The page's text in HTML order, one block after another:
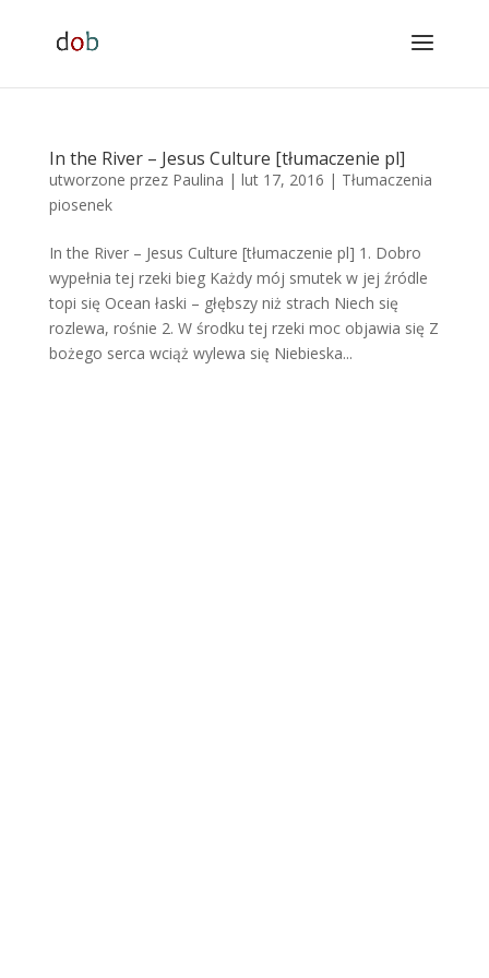
In the River – Jesus Culture [tłumaczenie pl]
utworzone przez Paulina | lut 17, 2016 | Tłumaczenia
piosenek
In the River – Jesus Culture [tłumaczenie pl] 1. Dobro
wypełnia tej rzeki bieg Każdy mój smutek w jej źródle
topi się Ocean łaski – głębszy niż strach Niech się
rozlewa, rośnie 2. W środku tej rzeki moc objawia się Z
bożego serca wciąż wylewa się Niebieska...